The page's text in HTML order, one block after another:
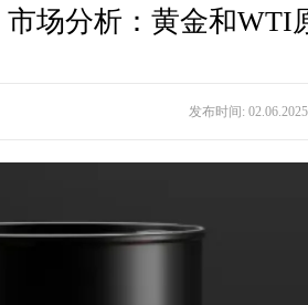
市场分析：黄金和WTI
发布时间: